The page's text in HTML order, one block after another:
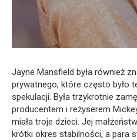
Jayne Mansfield była również
prywatnego, które często było
spekulacji. Była trzykrotnie
producentem i reżyserem
miała troje dzieci. Jej
krótki okres stabilności, a para